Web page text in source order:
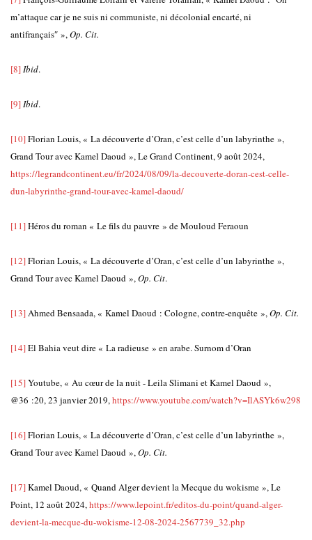
m’attaque car je ne suis ni communiste, ni décolonial encarté, ni
antifrançais″ »,Op. Cit.
[8]Ibid.
[9]Ibid.
[10]Florian Louis, « La découverte d’Oran, c’est celle d’un labyrinthe »,
Grand Tour avec Kamel Daoud », Le Grand Continent, 9 août 2024,
https://legrandcontinent.eu/fr/2024/08/09/la-decouverte-doran-cest-celle-
dun-labyrinthe-grand-tour-avec-kamel-daoud/
[11]Héros du roman « Le fils du pauvre » de Mouloud Feraoun
[12]Florian Louis, « La découverte d’Oran, c’est celle d’un labyrinthe »,
Grand Tour avec Kamel Daoud »,Op. Cit.
[13]Ahmed Bensaada, « Kamel Daoud : Cologne, contre-enquête »,Op. Cit.
[14]El Bahia veut dire « La radieuse » en arabe. Surnom d’Oran
[15]Youtube, « Au cœur de la nuit - Leila Slimani et Kamel Daoud »,
@36 :20, 23 janvier 2019,https://www.youtube.com/watch?v=IlASYk6w298
[16]Florian Louis, « La découverte d’Oran, c’est celle d’un labyrinthe »,
Grand Tour avec Kamel Daoud »,Op. Cit.
[17]Kamel Daoud, « Quand Alger devient la Mecque du wokisme », Le
Point, 12 août 2024,https://www.lepoint.fr/editos-du-point/quand-alger-
devient-la-mecque-du-wokisme-12-08-2024-2567739_32.php